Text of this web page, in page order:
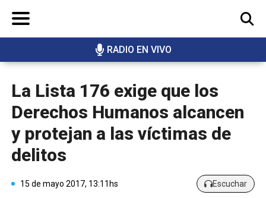
RADIO EN VIVO
BUSCAR
La Lista 176 exige que los
Derechos Humanos alcancen
y protejan a las víctimas de
delitos
15 de mayo 2017, 13:11hs Escuchar